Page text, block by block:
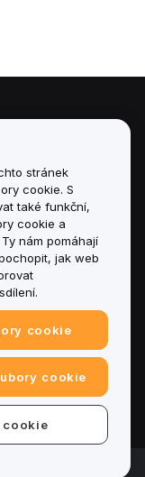
a
stránek
cookie. S
také funkční,
cookie a
nám pomáhají
jak web
cookie
cookie
cookie